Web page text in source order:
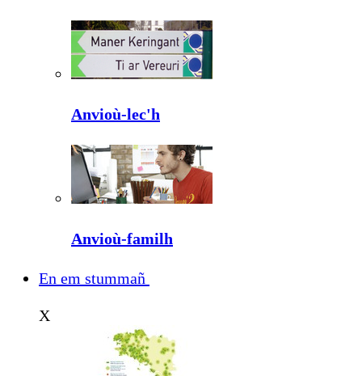
Anvioù-lec'h
Anvioù-familh
En em stummañ
X